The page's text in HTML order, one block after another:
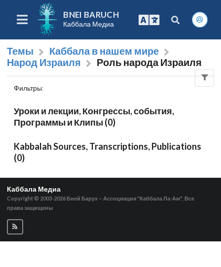
BNEI BARUCH
Каббала Медиа
Темы
Каббала в нашем мире
Народ Израиля
Роль народа Израиля
Фильтры:
Уроки и лекции, Конгрессы, события,
Программы и Клипы (0)
Kabbalah Sources, Transcriptions, Publications
(0)
Каббала Медиа
Copyright © 2003-2026 Бней Барух – Ассоциация "Каббала Ла-Ам", Все
права защищены